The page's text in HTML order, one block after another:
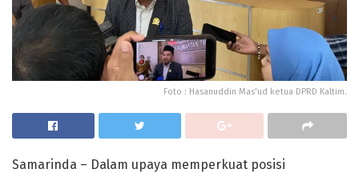
Foto : Hasanuddin Mas'ud ketua DPRD Kaltim.
Samarinda – Dalam upaya memperkuat posisi